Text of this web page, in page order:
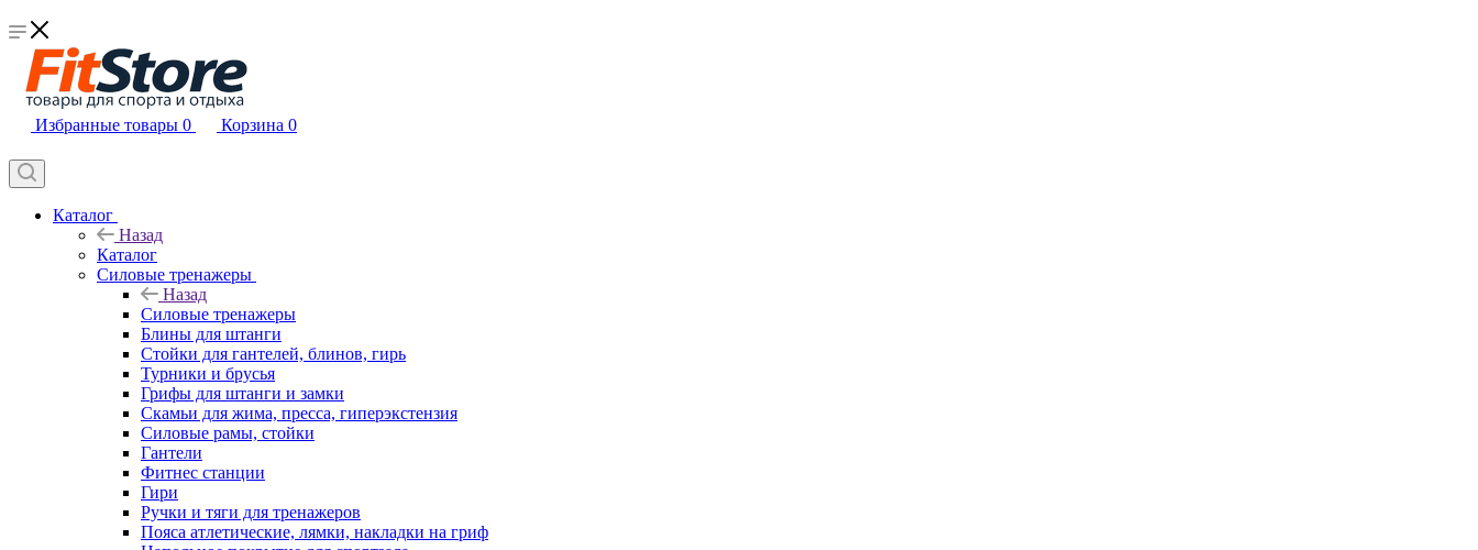
Избранные товары 0 Корзина 0
Каталог
Назад
Каталог
Силовые тренажеры
Назад
Силовые тренажеры
Блины для штанги
Стойки для гантелей, блинов, гирь
Турники и брусья
Грифы для штанги и замки
Скамьи для жима, пресса, гиперэкстензия
Силовые рамы, стойки
Гантели
Фитнес станции
Гири
Ручки и тяги для тренажеров
Пояса атлетические, лямки, накладки на гриф